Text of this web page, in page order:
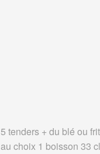
5 tenders + du blé ou
au choix 1 boisson 33